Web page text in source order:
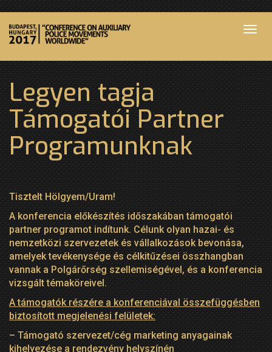
Legyen tagja
Támogatói Partner
Programunknak
Tisztelt Hölgyem/Uram!
A konferencia előkészítés időszakában támogatói
partner programot indítunk. Célunk olyan hazai- és
nemzetközi szervezetek és vállalkozások bevonása,
amelyek tevékenysége és célkitűzései összhangban
vannak a Polgárőrség szellemiségével, és a konferencia
vizsgált témaköreivel.
A támogatók részére a konferenciával összefüggésben
biztosított megjelenési felületek:
– Támogató szervezet/cég marketing anyagainak
kihelyezése a rendezvény helyszínén